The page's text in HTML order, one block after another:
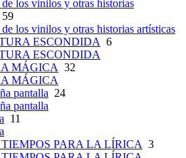
los vinilos y otras historias
59
los vinilos y otras historias artísticas
ESCONDIDA 6
ESCONDIDA
MÁGICA 32
MÁGICA
pantalla 24
pantalla
11
PARA LA LÍRICA 3